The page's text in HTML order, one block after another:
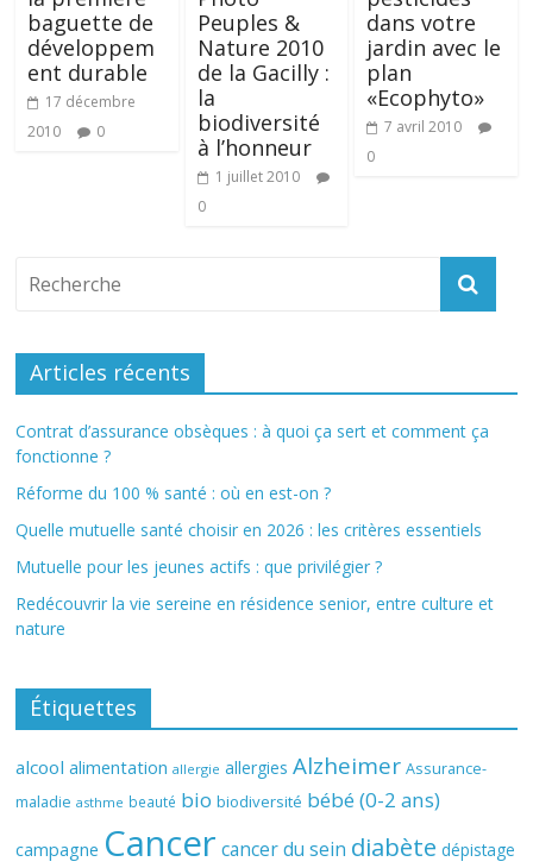
baguette de
développem
ent durable
17 décembre
2010
0
Peuples &
Nature 2010
de la Gacilly :
la
biodiversité
à l’honneur
1 juillet 2010
0
dans votre
jardin avec le
plan
«Ecophyto»
7 avril 2010
0
Articles récents
Contrat d’assurance obsèques : à quoi ça sert et comment ça
fonctionne ?
Réforme du 100 % santé : où en est-on ?
Quelle mutuelle santé choisir en 2026 : les critères essentiels
Mutuelle pour les jeunes actifs : que privilégier ?
Redécouvrir la vie sereine en résidence senior, entre culture et
nature
Étiquettes
alcool alimentation allergie allergies Alzheimer Assurance-
maladie asthme beauté bio biodiversité bébé (0-2 ans)
campagne Cancer cancer du sein diabète dépistage